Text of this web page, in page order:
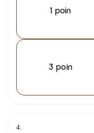
1 poin
3 poin
4.